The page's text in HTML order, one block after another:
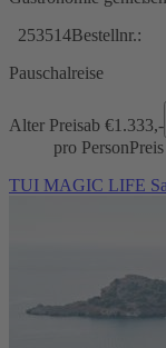
253514Bestellnr.:
Pauschalreise
Alter Preisab €1.333,-
pro Person
TUI MAGIC LIFE